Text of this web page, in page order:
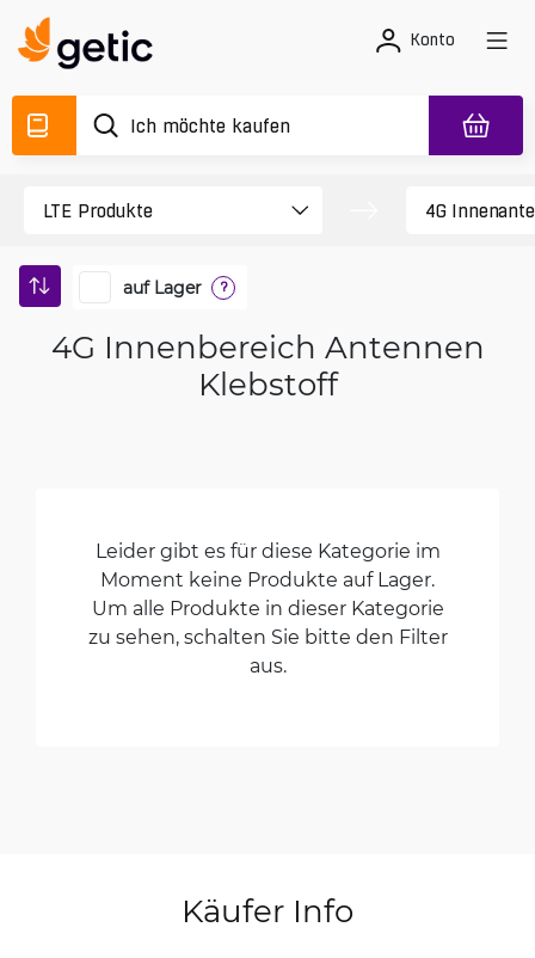
Konto
auf Lager ?
4G Innenbereich Antennen
Klebstoff
Leider gibt es für diese Kategorie im
Moment keine Produkte auf Lager.
Um alle Produkte in dieser Kategorie
zu sehen, schalten Sie bitte den Filter
aus.
Käufer Info